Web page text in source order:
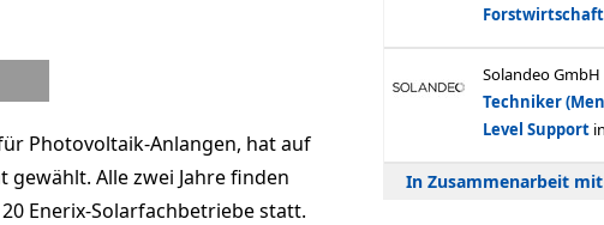
Photovoltaik-Anlangen, hat auf
Alle zwei Jahre finden
Enerix-Solarfachbetriebe statt.
In Zusammenarbeit mit